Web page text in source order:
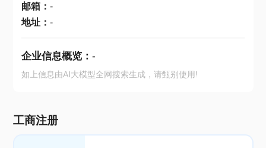
邮箱： -
地址： -
企业信息概览： -
如上信息由AI大模型全网搜索生成，请甄别使用!
工商注册